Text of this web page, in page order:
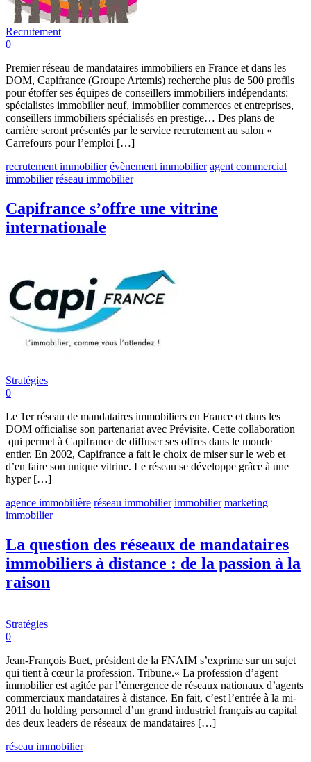
Recrutement
0
Premier réseau de mandataires immobiliers en France et dans les
DOM, Capifrance (Groupe Artemis) recherche plus de 500 profils
pour étoffer ses équipes de conseillers immobiliers indépendants:
spécialistes immobilier neuf, immobilier commerces et entreprises,
conseillers immobiliers spécialisés en prestige… Des plans de
carrière seront présentés par le service recrutement au salon «
Carrefours pour l’emploi […]
recrutement immobilier évènement immobilier agent commercial
immobilier réseau immobilier
Capifrance s’offre une vitrine
internationale
Stratégies
0
Le 1er réseau de mandataires immobiliers en France et dans les
DOM officialise son partenariat avec Prévisite. Cette collaboration
qui permet à Capifrance de diffuser ses offres dans le monde
entier. En 2002, Capifrance a fait le choix de miser sur le web et
d’en faire son unique vitrine. Le réseau se développe grâce à une
hyper […]
agence immobilière réseau immobilier immobilier marketing
immobilier
La question des réseaux de mandataires
immobiliers à distance : de la passion à la
raison
Stratégies
0
Jean-François Buet, président de la FNAIM s’exprime sur un sujet
qui tient à cœur la profession. Tribune.« La profession d’agent
immobilier est agitée par l’émergence de réseaux nationaux d’agents
commerciaux mandataires à distance. En fait, c’est l’entrée à la mi-
2011 du holding personnel d’un grand industriel français au capital
des deux leaders de réseaux de mandataires […]
réseau immobilier